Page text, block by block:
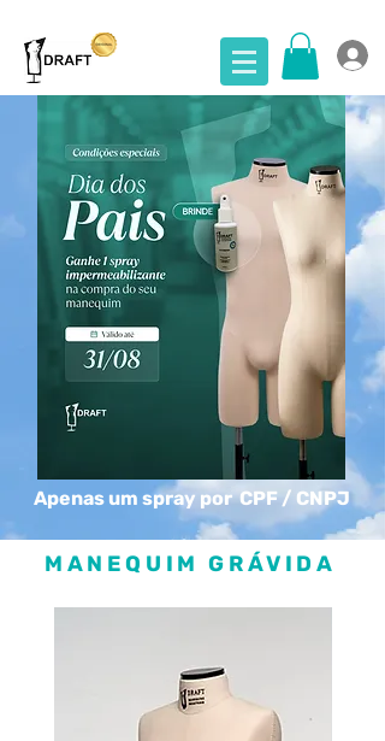
Apenas um spray por CPF / CNPJ
MANEQUIM GRÁVIDA